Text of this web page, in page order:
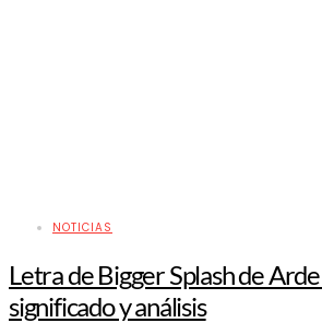
NOTICIAS
Letra de Bigger Splash de
significado y análisis